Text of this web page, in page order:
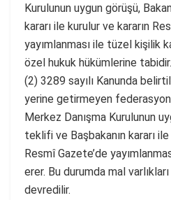
Kurulunun uygun görüşü,
kararı ile kurulur ve kararın
yayımlanması ile tüzel kişilik
özel hukuk hükümlerine tabidir.
(2) 3289 sayılı Kanunda
yerine getirmeyen
Merkez Danışma Kurulunun
teklifi ve Başbakanın kararı
Resmî Gazete’de
erer. Bu durumda mal
devredilir.